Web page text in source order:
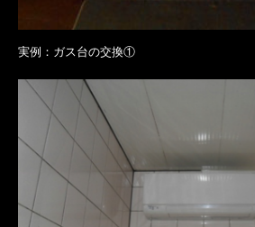
実例：ガス台の交換①